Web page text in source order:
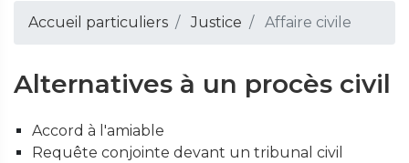
Accueil particuliers Justice Affaire civile
Alternatives à un procès civil
Accord à l'amiable
Requête conjointe devant un tribunal civil